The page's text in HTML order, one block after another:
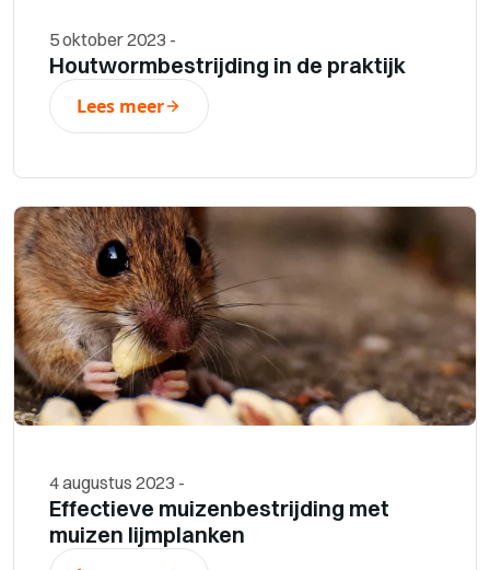
5 oktober 2023 -
Houtwormbestrijding in de praktijk
Lees meer
4 augustus 2023 -
Effectieve muizenbestrijding met
muizen lijmplanken